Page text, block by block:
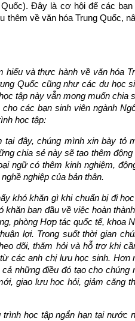
Đây là cơ hội để các
thêm về văn hóa Trung Quốc,
hiểu và thực hành về văn hóa
Quốc cũng như các du học
tập này vẫn mong muốn chia
các bạn sinh viên ngành
học tập:
đây, chúng mình xin bày tỏ
chia sẻ này sẽ tạo thêm
ngữ có thêm kinh nghiệm,
nghiệp của bản thân.
khó khăn gì khi chuẩn bị đi
khăn ban đầu về việc hoàn
phòng Hợp tác quốc tế, khoa
lợi. Trong suốt thời gian
dõi, thăm hỏi và hỗ trợ khi
các anh chị lưu học sinh. Hơn
những điều đó tạo cho chúng
giao lưu học hỏi, giảm căng
học tập ngắn hạn tại nước